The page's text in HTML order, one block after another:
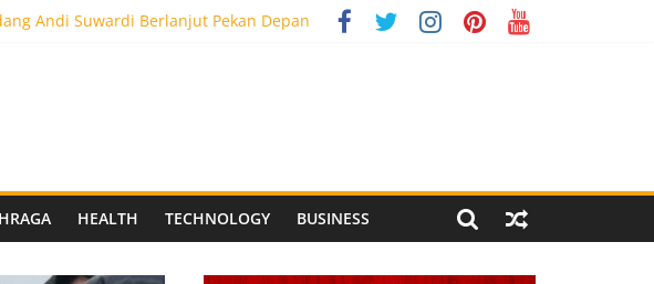
Andi Suwardi Berlanjut Pekan Depan
Dekat Exit Tol Pegandon
XI 2026
Siapkan Sistem Social Media Tracking
HEALTH TECHNOLOGY BUSINESS